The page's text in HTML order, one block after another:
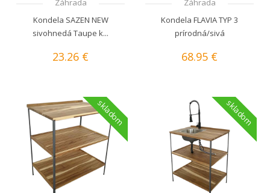
Záhrada
Kondela SAZEN NEW
sivohnedá Taupe k...
23.26 €
Záhrada
Kondela FLAVIA TYP 3
prírodná/sivá
68.95 €
skladom skladom